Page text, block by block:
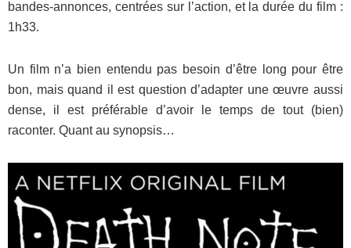
bandes-annonces, centrées sur l’action, et la durée du film :
1h33.
Un film n’a bien entendu pas besoin d’être long pour être
bon, mais quand il est question d’adapter une œuvre aussi
dense, il est préférable d’avoir le temps de tout (bien)
raconter. Quant au synopsis…